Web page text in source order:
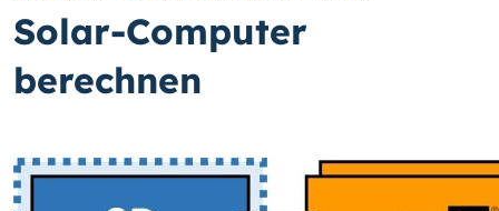
Solar-Computer
berechnen